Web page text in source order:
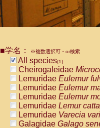
■学名： ※複数選択可・or検索
All species(1)
Cheirogaleidae
Lemuridae Eulemur
Lemuridae Eulemur
Lemuridae Eulemur
Lemuridae Lemur catta
Lemuridae Varecia
Galagidae Galago